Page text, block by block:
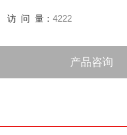
访 问 量： 4222
产品咨询